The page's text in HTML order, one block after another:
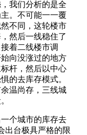
我们分析的是全
。不可能一一覆
不同，这轮楼市
然后一线稳住了
着二线楼市调
向没涨过的地方
杆，然后以中心
的去库存模式。
温尚存，三线城
个城市的库存去
出台极具严格的限